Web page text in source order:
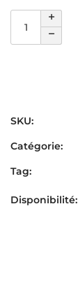
SKU:
Catégorie:
Tag:
Disponibilité: